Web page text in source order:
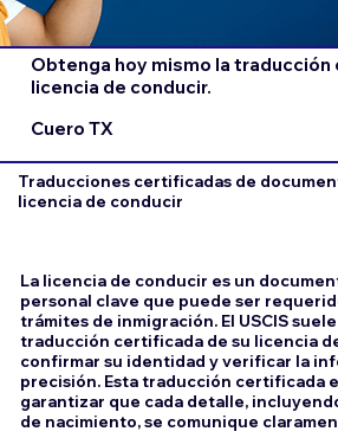
Obtenga hoy mismo la
licencia de conducir.
Cuero TX
Traducciones certificadas de
licencia de conducir
La licencia de conducir es un
personal clave que puede ser
trámites de inmigración. El USCIS
traducción certificada de su licencia
confirmar su identidad y verificar la
precisión. Esta traducción certificada
garantizar que cada detalle,
de nacimiento, se comunique